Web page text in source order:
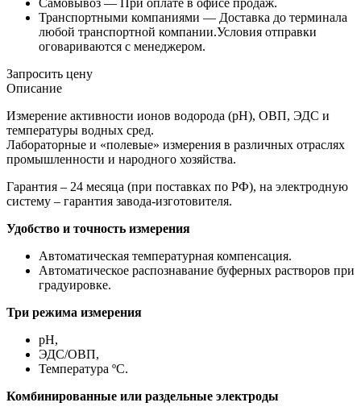
Транспортными компаниями — Доставка до терминала
любой транспортной компании.Условия отправки
оговариваются с менеджером.
Запросить цену
Описание
Измерение активности ионов водорода (pH), ОВП, ЭДС и
температуры водных сред.
Лабораторные и «полевые» измерения в различных отраслях
промышленности и народного хозяйства.
Гарантия – 24 месяца (при поставках по РФ), на электродную
систему – гарантия завода-изготовителя.
Удобство и точность измерения
Автоматическая температурная компенсация.
Автоматическое распознавание буферных растворов при
градуировке.
Три режима измерения
pH,
ЭДС/ОВП,
Температура ºС.
Комбинированные или раздельные электроды